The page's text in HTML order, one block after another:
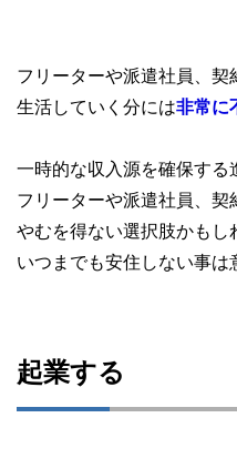
フリーターや派遣社員、契
生活していく分には非常に
一時的な収入源を確保する
フリーターや派遣社員、契
やむを得ない選択肢かもし
いつまでも安住しない事は
起業する